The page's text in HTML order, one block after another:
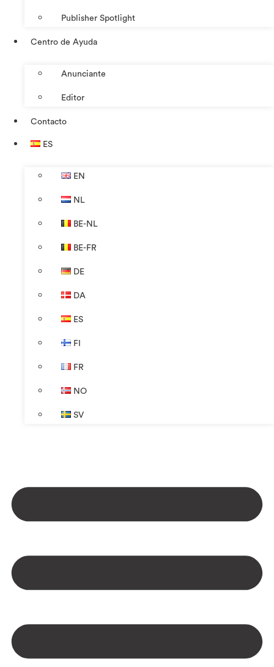
Publisher Spotlight
Centro de Ayuda
Anunciante
Editor
Contacto
ES
EN
NL
BE-NL
BE-FR
DE
DA
ES
FI
FR
NO
SV